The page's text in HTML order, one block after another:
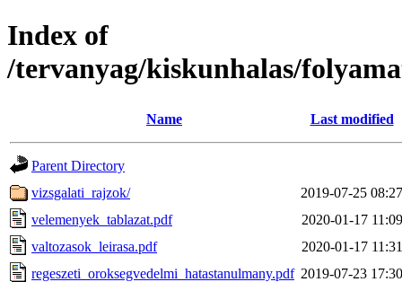
Index of
/tervanyag/kiskunhalas/
Name Last modified
Parent Directory
vizsgalati_rajzok/
2019-07-25 08:27
velemenyek_tablazat.pdf
2020-01-17 11:09
valtozasok_leirasa.pdf
2020-01-17 11:31
regeszeti_oroksegvedelmi_hatastanulmany.pdf 2019-07-23 17:30